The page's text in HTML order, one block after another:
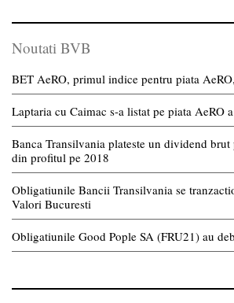
Noutati BVB
BET AeRO, primul indice pentru piata
Laptaria cu Caimac s-a listat pe piata AeRO
Banca Transilvania plateste un dividend
din profitul pe 2018
Obligatiunile Bancii Transilvania se
Valori Bucuresti
Obligatiunile Good Pople SA (FRU21) au